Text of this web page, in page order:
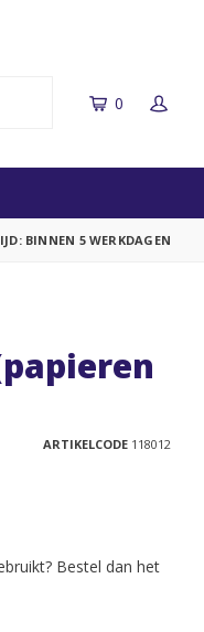
0
BINNEN 5 WERKDAGEN
ARTIKELCODE118012
Bestel dan het